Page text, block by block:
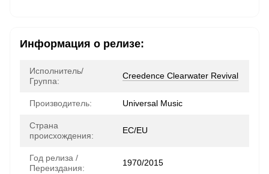
Информация о релизе:
Исполнитель/
Группа:
Creedence Clearwater Revival
Производитель: Universal Music
Страна
происхождения:
ЕС/EU
Год релиза /
Переиздания:
1970/2015